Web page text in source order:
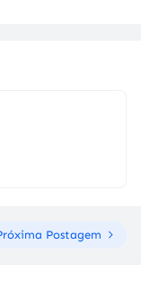
Postagem